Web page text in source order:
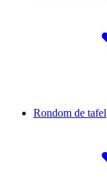
Rondom de tafel